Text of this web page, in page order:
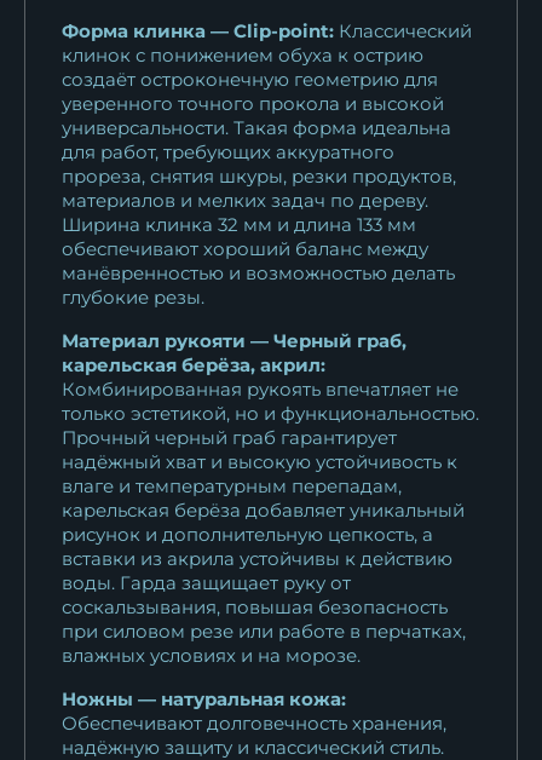
Форма клинка — Clip-point: Классический
клинок с понижением обуха к острию
создаёт остроконечную геометрию для
уверенного точного прокола и высокой
универсальности. Такая форма идеальна
для работ, требующих аккуратного
прореза, снятия шкуры, резки продуктов,
материалов и мелких задач по дереву.
Ширина клинка 32 мм и длина 133 мм
обеспечивают хороший баланс между
манёвренностью и возможностью делать
глубокие резы.
Материал рукояти — Черный граб,
карельская берёза, акрил:
Комбинированная рукоять впечатляет не
только эстетикой, но и функциональностью.
Прочный черный граб гарантирует
надёжный хват и высокую устойчивость к
влаге и температурным перепадам,
карельская берёза добавляет уникальный
рисунок и дополнительную цепкость, а
вставки из акрила устойчивы к действию
воды. Гарда защищает руку от
соскальзывания, повышая безопасность
при силовом резе или работе в перчатках,
влажных условиях и на морозе.
Ножны — натуральная кожа:
Обеспечивают долговечность хранения,
надёжную защиту и классический стиль.